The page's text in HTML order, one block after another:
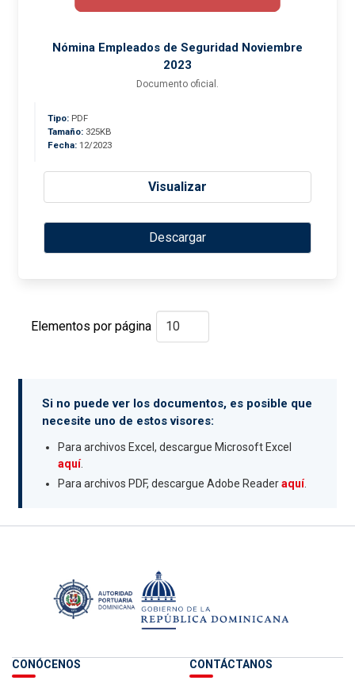
Nómina Empleados de Seguridad Noviembre
2023
Documento oficial.
Tipo: PDF
Tamaño: 325KB
Fecha: 12/2023
Visualizar
Descargar
Elementos por página
Si no puede ver los documentos, es posible que
necesite uno de estos visores:
Para archivos Excel, descargue Microsoft Excel
aquí.
Para archivos PDF, descargue Adobe Readeraquí.
CONÓCENOS CONTÁCTANOS